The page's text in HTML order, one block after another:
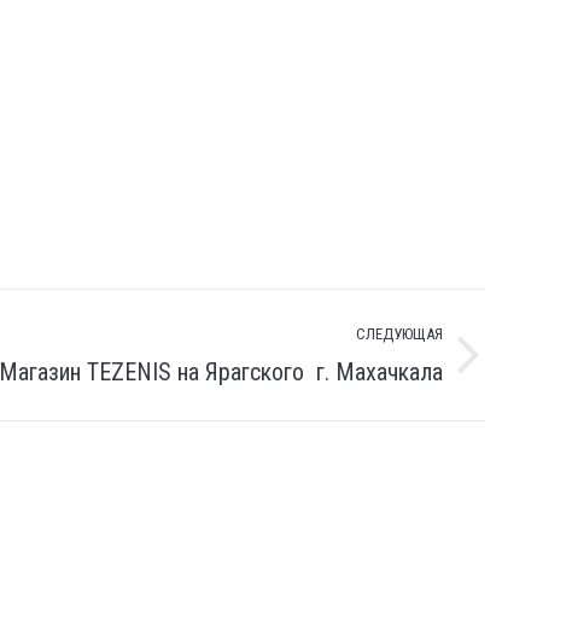
СЛЕДУЮЩАЯ
Магазин TEZENIS на Ярагского г. Махачкала